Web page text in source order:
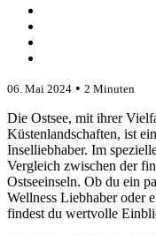
06. Mai 2024 • 2 Minuten
Die Ostsee, mit ihrer
Küstenlandschaften, ist
Inselliebhaber. Im
Vergleich zwischen der
Ostseeinseln. Ob du ein
Wellness Liebhaber oder
findest du wertvolle